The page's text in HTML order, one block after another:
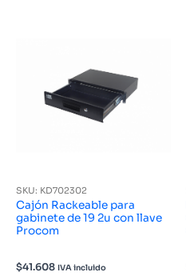
SKU: KD702302
Cajón Rackeable para
gabinete de 19 2u con llave
Procom
$41.608 IVA incluido